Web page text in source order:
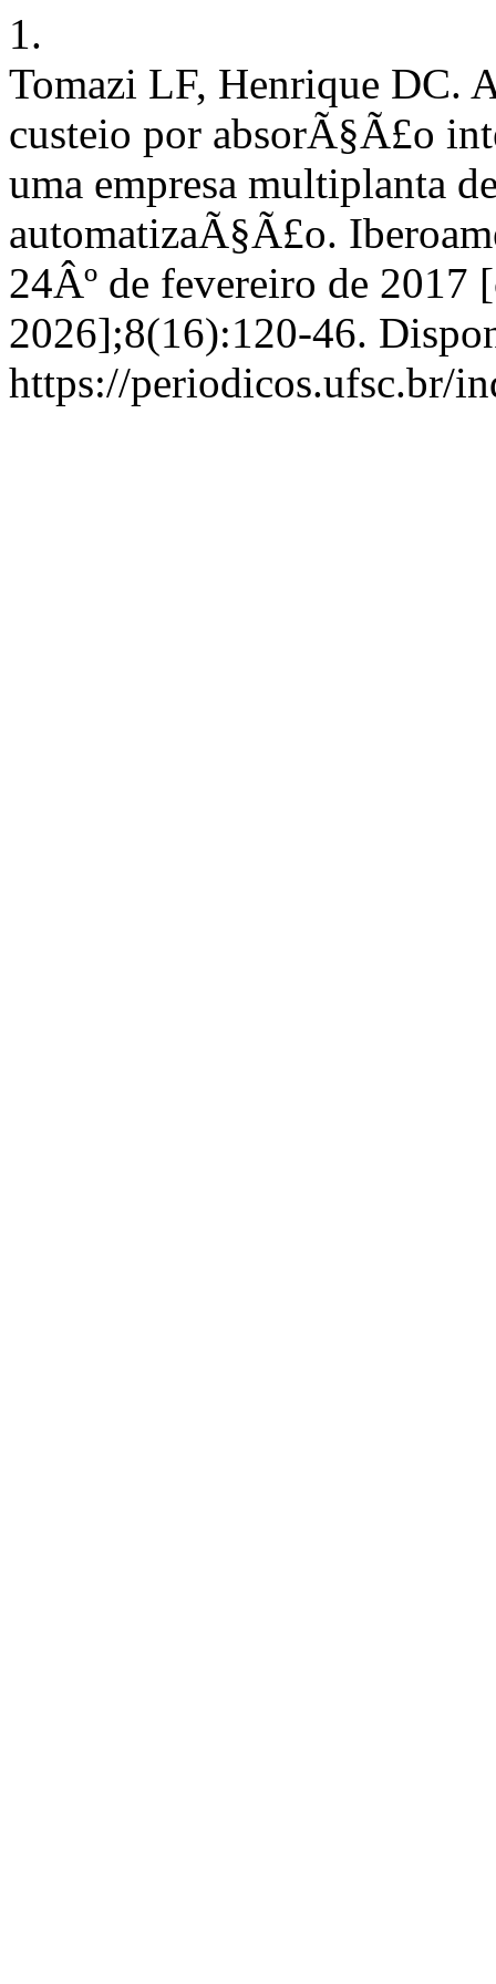
1.
Tomazi LF, Henrique DC.
custeio por absorÃ§Ã£o
uma empresa multiplanta
automatizaÃ§Ã£o.
24Âº de fevereiro de 2017
2026];8(16):120-46.
https://periodicos.ufsc.br/